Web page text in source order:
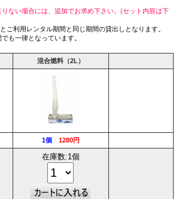
ない場合には、追加でお求め下さい。(セット内容は下
ご利用レンタル期間と同じ期間の貸出しとなります。
も一律となっています。
混合燃料（2L）
1個 1280円
在庫数:1個